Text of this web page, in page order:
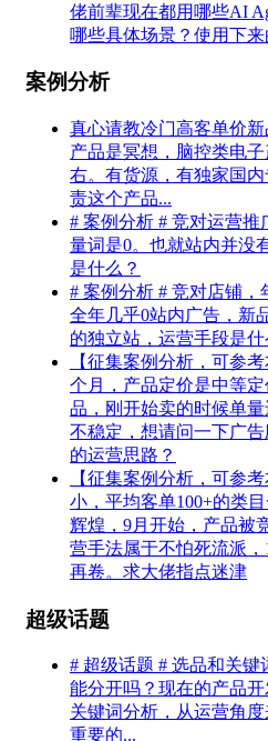
佬前辈现在都用哪些AI
哪些具体场景？使用下
案例分析
真心请教冷门高客单价新
产品是冥想，脑控类电
右。有货源，有独家国
责这个产品...
# 案例分析 # 竞对运营
量词是0。也就站内并没
是什么？
# 案例分析 # 竞对店铺，
全年几乎0站内广告，新
的独立站，运营手段是
【征集案例分析，可参
个月，产品定价是中等
品，刚开始卖的时候单
不稳定，想请问一下广
的运营思路？
【征集案例分析，可参
小，平均客单100+的类
辉煌，9月开始，产品被
营手法属于不怕死流派
再卷。求大佬指点迷津
超级话题
# 超级话题 # 选品和关键
能分开吗？现在的产品
关键词分析，从运营角
重要的...